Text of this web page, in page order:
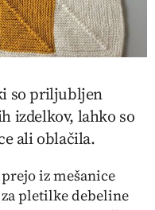
so priljubljen
izdelkov, lahko so
ali oblačila.
iz mešanice
pletilke debeline